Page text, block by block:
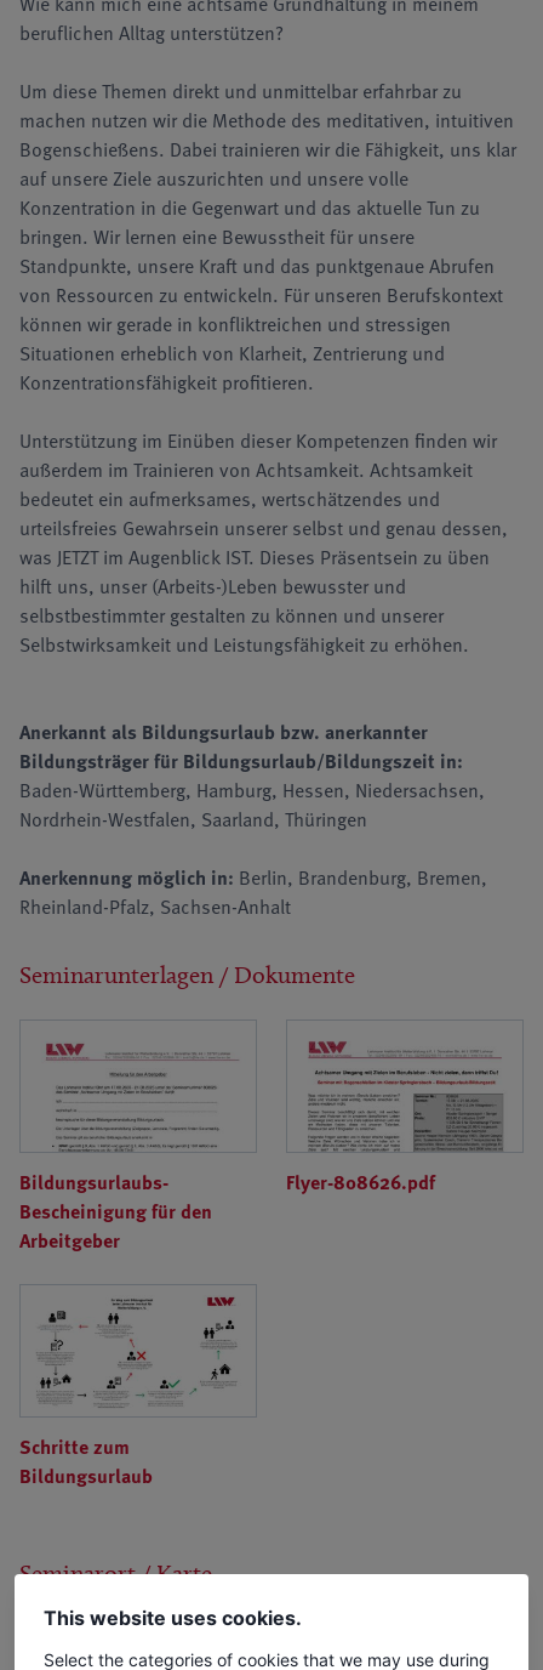
beruflichen Alltag unterstützen?
Um diese Themen direkt und unmittelbar erfahrbar zu
machen nutzen wir die Methode des meditativen, intuitiven
Bogenschießens. Dabei trainieren wir die Fähigkeit, uns klar
auf unsere Ziele auszurichten und unsere volle
Konzentration in die Gegenwart und das aktuelle Tun zu
bringen. Wir lernen eine Bewusstheit für unsere
Standpunkte, unsere Kraft und das punktgenaue Abrufen
von Ressourcen zu entwickeln. Für unseren Berufskontext
können wir gerade in konfliktreichen und stressigen
Situationen erheblich von Klarheit, Zentrierung und
Konzentrationsfähigkeit profitieren.
Unterstützung im Einüben dieser Kompetenzen finden wir
außerdem im Trainieren von Achtsamkeit. Achtsamkeit
bedeutet ein aufmerksames, wertschätzendes und
urteilsfreies Gewahrsein unserer selbst und genau dessen,
was JETZT im Augenblick IST. Dieses Präsentsein zu üben
hilft uns, unser (Arbeits-)Leben bewusster und
selbstbestimmter gestalten zu können und unserer
Selbstwirksamkeit und Leistungsfähigkeit zu erhöhen.
Anerkannt als Bildungsurlaub bzw. anerkannter
Bildungsträger für Bildungsurlaub/Bildungszeit in:
Baden-Württemberg, Hamburg, Hessen, Niedersachsen,
Nordrhein-Westfalen, Saarland, Thüringen
Anerkennung möglich in: Berlin, Brandenburg, Bremen,
Rheinland-Pfalz, Sachsen-Anhalt
Seminarunterlagen / Dokumente
Bildungsurlaubs-
Bescheinigung für den
Arbeitgeber
Flyer-808626.pdf
Schritte zum
Bildungsurlaub
Seminarort / Karte
This website uses cookies.
Select the categories of cookies that we may use during